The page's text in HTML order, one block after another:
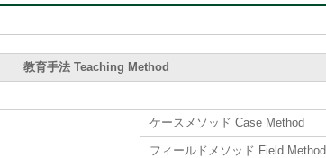
教育手法 Teaching Method
ケースメソッド Case Method
フィールドメソッド Field Method